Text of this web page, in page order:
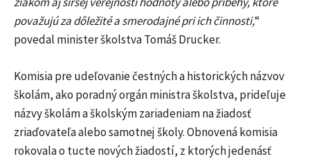
považujú za dôležité a smerodajné pri ich činnosti,“
povedal minister školstva Tomáš Drucker.
Komisia pre udeľovanie čestných a historických názvov
školám, ako poradný orgán ministra školstva, prideľuje
názvy školám a školským zariadeniam na žiadosť
zriaďovateľa alebo samotnej školy. Obnovená komisia
rokovala o tucte nových žiadostí, z ktorých jedenásť